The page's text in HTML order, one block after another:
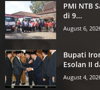
PMI NTB
di 9...
August 6,
Bupati
Esolan II
August 4,